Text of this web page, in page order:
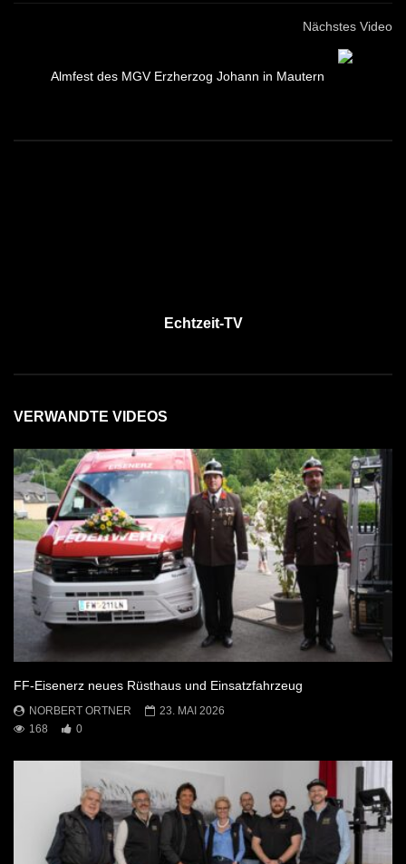
Nächstes Video
Almfest des MGV Erzherzog Johann in Mautern
Echtzeit-TV
VERWANDTE VIDEOS
FF-Eisenerz neues Rüsthaus und Einsatzfahrzeug
NORBERT ORTNER
23. MAI 2026
168
0